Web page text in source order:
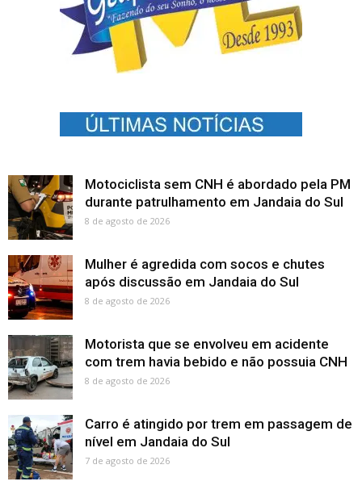
Motociclista sem CNH é abordado pela PM
durante patrulhamento em Jandaia do Sul
8 de agosto de 2026
Mulher é agredida com socos e chutes
após discussão em Jandaia do Sul
8 de agosto de 2026
Motorista que se envolveu em acidente
com trem havia bebido e não possuia CNH
8 de agosto de 2026
Carro é atingido por trem em passagem de
nível em Jandaia do Sul
7 de agosto de 2026